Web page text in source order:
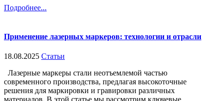
Подробнее...
Применение лазерных маркеров: технологии и отрасли
18.08.2025 Статьи
Лазерные маркеры стали неотъемлемой частью
современного производства, предлагая высокоточные
решения для маркировки и гравировки различных
материалов. В этой статье мы рассмотрим ключевые